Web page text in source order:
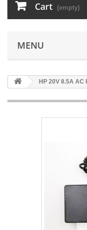
Cart (empty)
MENU
HP 20V 8.5A